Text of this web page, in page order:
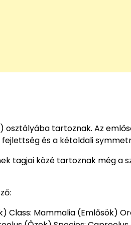
osztályába tartoznak. Az
és a kétoldali
tagjai közé tartoznak még a
Class: Mammalia (Emlősök)